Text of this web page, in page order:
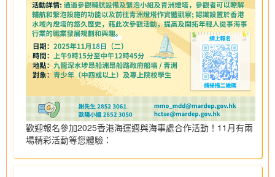
歡迎報名參加2025香港海運週與海事處合作活動！11月有兩
場精彩活動等您體驗：